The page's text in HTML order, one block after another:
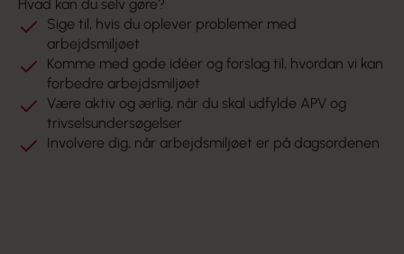
Hvad kan du selv gøre?
Sige til, hvis du oplever problemer med
arbejdsmiljøet
Komme med gode idéer og forslag til, hvordan vi kan
forbedre arbejdsmiljøet
Være aktiv og ærlig, når du skal udfylde APV og
trivselsundersøgelser
Involvere dig, når arbejdsmiljøet er på dagsordenen